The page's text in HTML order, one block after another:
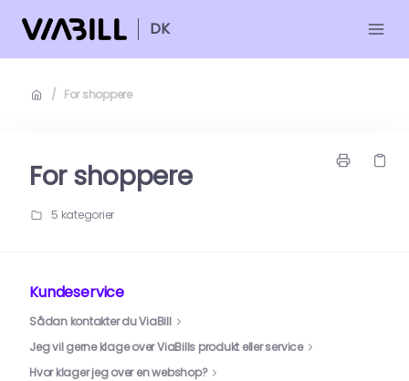
DK
/ For shoppere
For shoppere
5 kategorier
Kundeservice
Sådan kontakter du ViaBill
Jeg vil gerne klage over ViaBills produkt eller service
Hvor klager jeg over en webshop?